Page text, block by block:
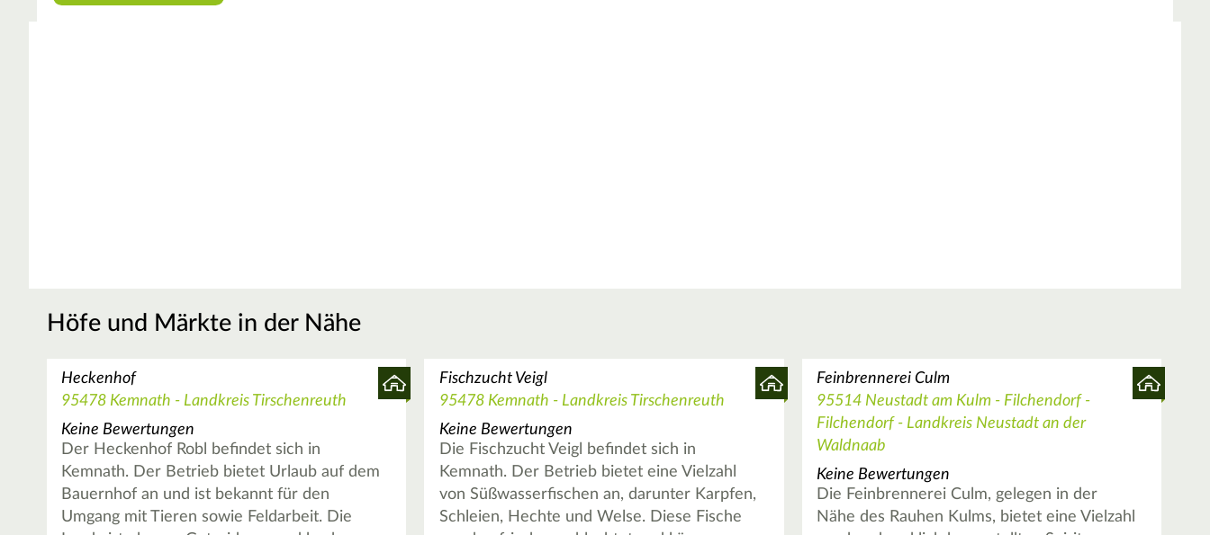
Höfe und Märkte in der Nähe
Heckenhof
95478 Kemnath - Landkreis Tirschenreuth
Keine Bewertungen
Der Heckenhof Robl befindet sich in
Kemnath. Der Betrieb bietet Urlaub auf dem
Bauernhof an und ist bekannt für den
Umgang mit Tieren sowie Feldarbeit. Die
Fischzucht Veigl
95478 Kemnath - Landkreis Tirschenreuth
Keine Bewertungen
Die Fischzucht Veigl befindet sich in
Kemnath. Der Betrieb bietet eine Vielzahl
von Süßwasserfischen an, darunter Karpfen,
Schleien, Hechte und Welse. Diese Fische
Feinbrennerei Culm
95514 Neustadt am Kulm - Filchendorf -
Filchendorf - Landkreis Neustadt an der
Waldnaab
Keine Bewertungen
Die Feinbrennerei Culm, gelegen in der
Nähe des Rauhen Kulms, bietet eine Vielzahl